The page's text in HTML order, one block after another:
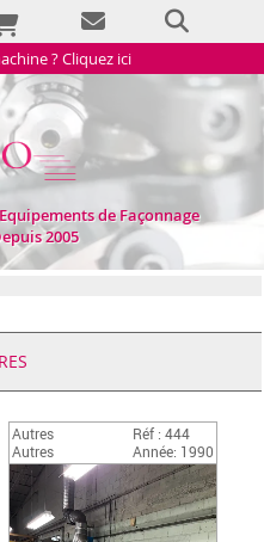
? Cliquez ici
de Façonnage
2005
Autres
Autres
Réf : 444
Année: 1990